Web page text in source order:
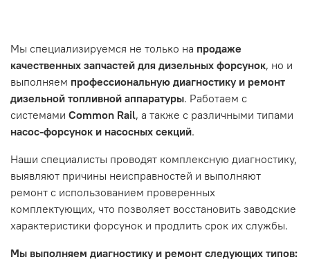
неисправности, вызванные нарушением правил
обслуживания или эксплуатации автомобиля. Если у вас
возникнут проблемы с отремонтированной системой,
мы обязательно разберемся в ситуации и предложим
решение. Однако если проблема вызвана одним из
перечисленных выше факторов, мы не сможем
Гарантия не распространяется на следующие случаи:
Истек гарантийный срок.
Товар является расходным материалом, который
тормозные колодки, диски сцепления, свечи зажигания
Мы специализируемся не только на продаже
качественных запчастей для дизельных форсунок, но и
выполняем профессиональную диагностику и ремонт
дизельной топливной аппаратуры. Работаем с
системами Common Rail, а также с различными типами
насос-форсунок и насосных секций.
Наши специалисты проводят комплексную диагностику,
выявляют причины неисправностей и выполняют
ремонт с использованием проверенных
комплектующих, что позволяет восстановить заводские
характеристики форсунок и продлить срок их службы.
Мы выполняем диагностику и ремонт следующих типов: